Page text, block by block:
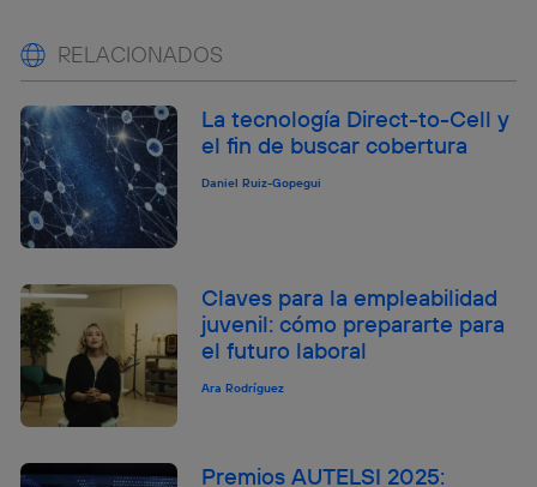
RELACIONADOS
La tecnología Direct-to-Cell y
el fin de buscar cobertura
Daniel Ruiz-Gopegui
Claves para la empleabilidad
juvenil: cómo prepararte para
el futuro laboral
Ara Rodríguez
Premios AUTELSI 2025: